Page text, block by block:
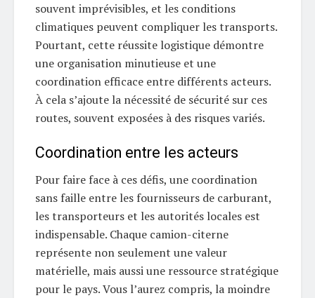
souvent imprévisibles, et les conditions
climatiques peuvent compliquer les transports.
Pourtant, cette réussite logistique démontre
une organisation minutieuse et une
coordination efficace entre différents acteurs.
À cela s’ajoute la nécessité de sécurité sur ces
routes, souvent exposées à des risques variés.
Coordination entre les acteurs
Pour faire face à ces défis, une coordination
sans faille entre les fournisseurs de carburant,
les transporteurs et les autorités locales est
indispensable. Chaque camion-citerne
représente non seulement une valeur
matérielle, mais aussi une ressource stratégique
pour le pays. Vous l’aurez compris, la moindre